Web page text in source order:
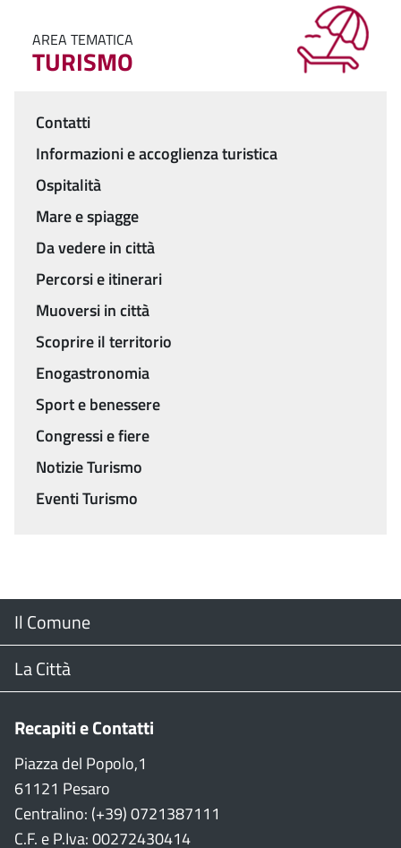
AREA TEMATICA
TURISMO
Menu
Contatti
Informazioni e accoglienza turistica
Ospitalità
Mare e spiagge
Da vedere in città
Percorsi e itinerari
Muoversi in città
Scoprire il territorio
Enogastronomia
Sport e benessere
Congressi e fiere
Notizie Turismo
Eventi Turismo
Menu
Footer
Il Comune
Il Sindaco
Consiglio Comunale
CON
La Città
Web Cam
Stradario
WiFi
Recapiti e Contatti
Piazza del Popolo,1
61121 Pesaro
Centralino: (+39) 0721387111
C.F. e P.Iva: 00272430414